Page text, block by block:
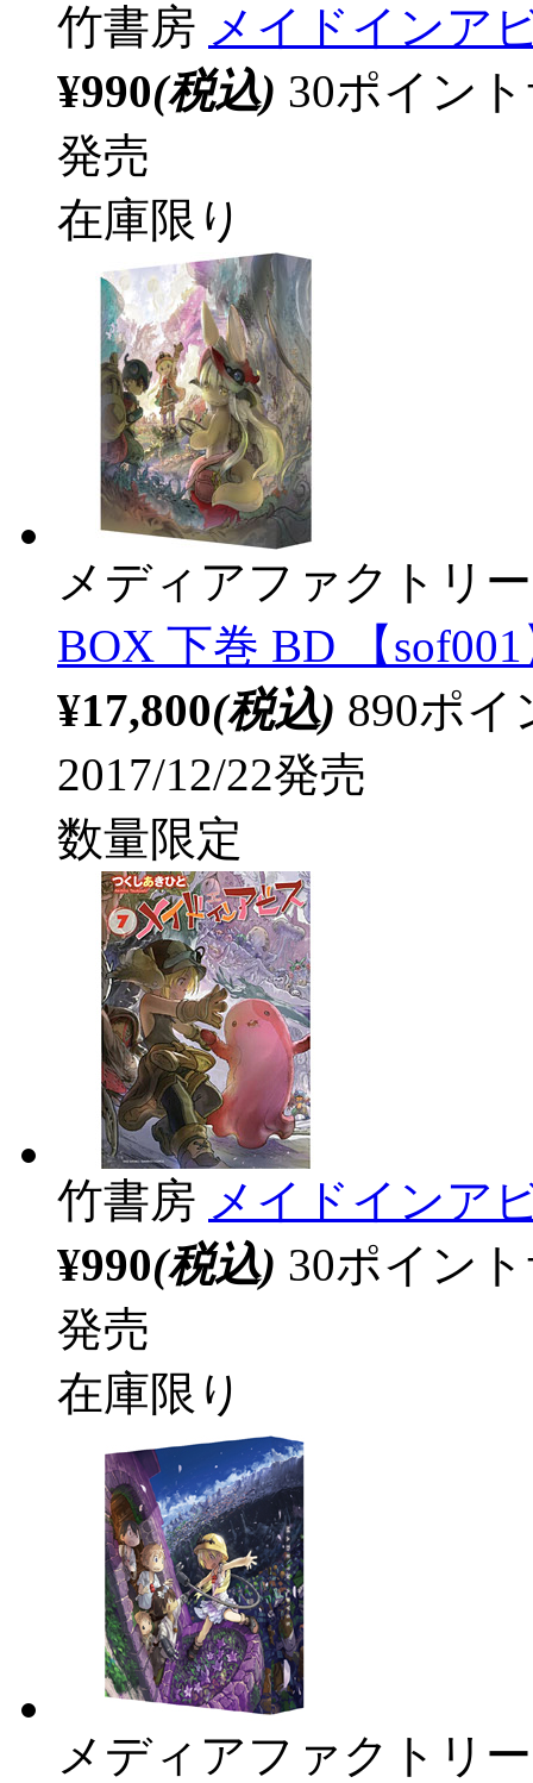
竹書房 メイドインア
¥990(税込) 30ポイン
発売
在庫限り
メディアファクトリー
BOX 下巻 BD 【
¥17,800(税込) 890ポ
2017/12/22発売
数量限定
竹書房 メイドインア
¥990(税込) 30ポイン
発売
在庫限り
メディアファクトリー